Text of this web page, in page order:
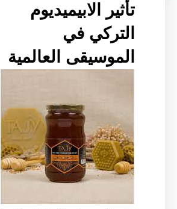
تأثير الابيميديوم
التركي في
الموسيقى العالمية